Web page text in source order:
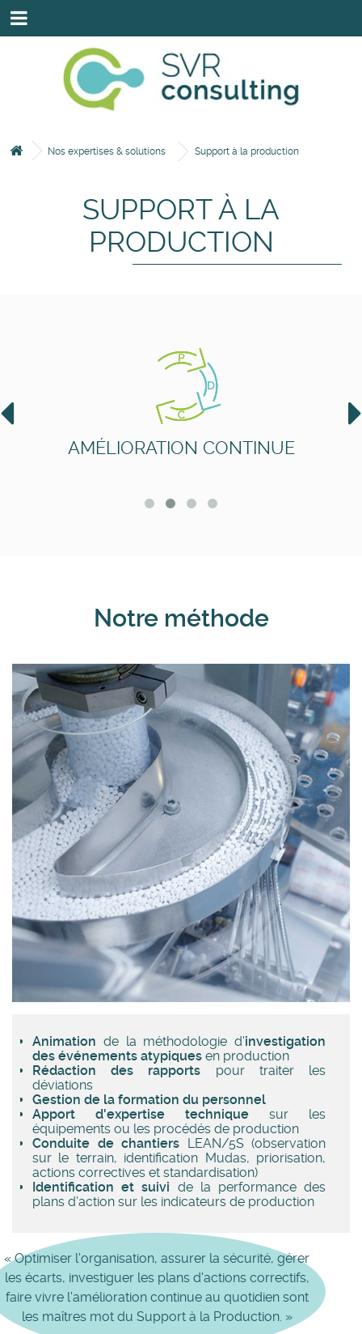
SAVOIR-FAIRE
NOS INTERVENANTS
NOS EXPERTISES & SOLUTIONS
CONTACTEZ-NOUS VIA LE FORMULAIRE.
Nos expertises & solutions Support à la production
SUPPORT À LA
PRODUCTION
AMÉLIORATION CONTINUE
Notre méthode
Animation de la méthodologie d'investigation
des événements atypiques en production
Rédaction des rapports pour traiter les
déviations
Gestion de la formation du personnel
Apport d'expertise technique sur les
équipements ou les procédés de production
Conduite de chantiers LEAN/5S (observation
sur le terrain, identification Mudas, priorisation,
actions correctives et standardisation)
Identification et suivi de la performance des
plans d'action sur les indicateurs de production
« Optimiser l'organisation, assurer la sécurité, gérer
les écarts, investiguer les plans d'actions correctifs,
faire vivre l'amélioration continue au quotidien sont
les maîtres mot du Support à la Production. »